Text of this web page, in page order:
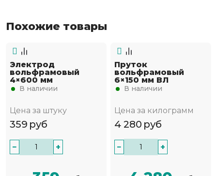
Похожие товары
Электрод
вольфрамовый
4×600 мм
В наличии
Цена за штуку
359 руб
− +
Пруток
вольфрамовый
6×150 мм ВЛ
В наличии
Цена за килограмм
4 280 руб
− +